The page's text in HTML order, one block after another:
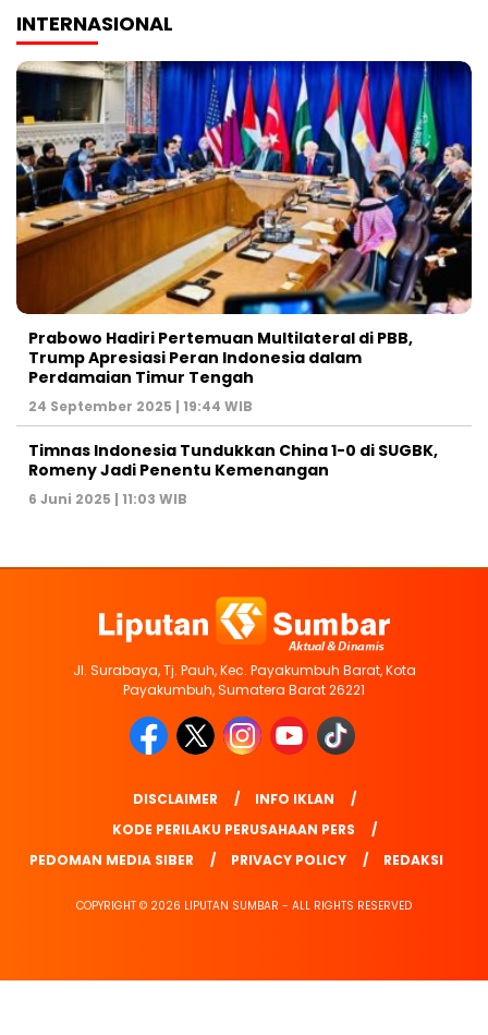
INTERNASIONAL
Prabowo Hadiri Pertemuan Multilateral di PBB,
Trump Apresiasi Peran Indonesia dalam
Perdamaian Timur Tengah
24 September 2025 | 19:44 WIB
Timnas Indonesia Tundukkan China 1-0 di SUGBK,
Romeny Jadi Penentu Kemenangan
6 Juni 2025 | 11:03 WIB
Jl. Surabaya, Tj. Pauh, Kec. Payakumbuh Barat, Kota
Payakumbuh, Sumatera Barat 26221
DISCLAIMER
INFO IKLAN
KODE PERILAKU PERUSAHAAN PERS
PEDOMAN MEDIA SIBER
PRIVACY POLICY REDAKSI
COPYRIGHT © 2026 LIPUTAN SUMBAR - ALL RIGHTS RESERVED